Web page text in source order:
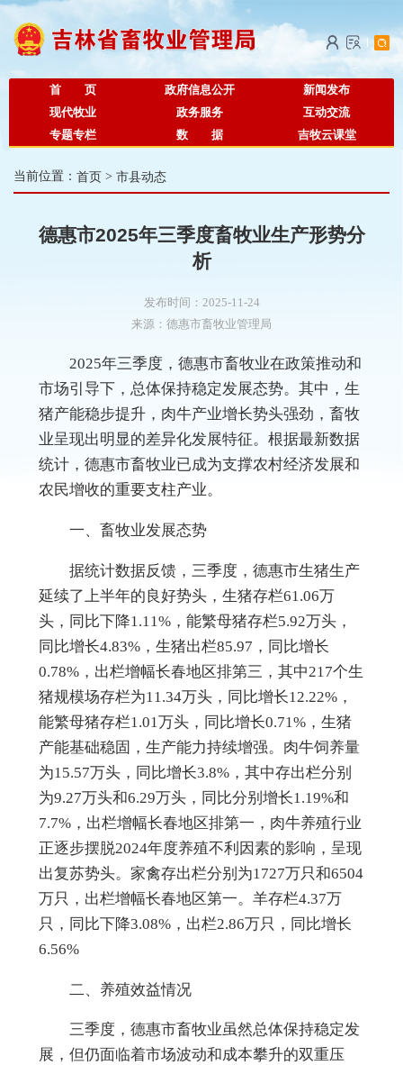
首 页 政府信息公开
新闻发布
现代牧业
政务服务
互动交流
专题专栏
数 据 吉牧云课堂
当前位置： 首页 > 市县动态
德惠市2025年三季度畜牧业生产形势分
析
发布时间：2025-11-24
来源： 德惠市畜牧业管理局
2025年三季度，德惠市畜牧业在政策推动和
市场引导下，总体保持稳定发展态势。其中，生
猪产能稳步提升，肉牛产业增长势头强劲，畜牧
业呈现出明显的差异化发展特征。根据最新数据
统计，德惠市畜牧业已成为支撑农村经济发展和
农民增收的重要支柱产业。
一、畜牧业发展态势
据统计数据反馈， 三季度，德惠市生猪生产
延续了上半年的良好势头， 生猪存栏61.06万
头，同比下降1.11%，能繁母猪存栏5.92万头，
同比增长4.83%，生猪出栏85.97，同比增长
0.78%，出栏增幅长春地区排第三，其中217个生
猪规模场存栏为11.34万头，同比增长12.22%，
能繁母猪存栏1.01万头， 同比增长0.71%，生猪
产能基础稳固，生产能力持续增强。肉牛饲养量
为15.57万头，同比增长3.8%，其中存出栏分别
为9.27万头和6.29万头，同比分别 增长1.19%和
7.7%， 出栏增幅长春地区排第一， 肉牛养殖行业
正逐步摆脱2024年度养殖不利因素的影响，呈现
出复苏势头。 家禽存出栏分别为1727万只和6504
万只， 出栏增幅长春地区第一。羊存栏4.37万
只， 同比下降3.08%，出栏2.86万只，同比增长
6.56%
二、养殖效益情况
三季度，德惠市畜牧业虽然总体保持稳定发
展，但仍面临着市场波动和成本攀升的双重压